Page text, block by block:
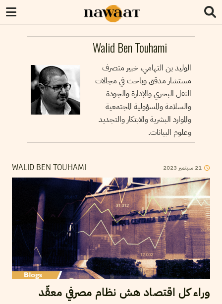
Walid Ben Touhami
الوليد بن التهامي، خبير متصرف
مستشار مدقق وباحث في مجالات
النقل البحري والإدارة والجودة
والسلامة والمسؤولية المجتمعية
والموارد البشرية والابتكار والتجديد
وعلوم البيانات.
WALID BEN TOUHAMI 21 سبتمبر 2023
وراء كل اقتصاد هش نظام مصرفي معقّد